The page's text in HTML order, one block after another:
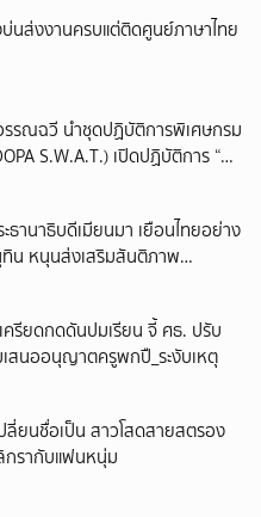
นส่งงานครบแต่ติดศูนย์ภาษาไทย
รณฉวี นำชุดปฏิบัติการพิเศษกรม
S.W.A.T.) เปิดปฏิบัติการ “บา
บเถื่อนอัพยา กลางเมืองแปดริ้ว
ธานาธิบดีเมียนมา เยือนไทยอย่าง
ทิน หนุนส่งเสริมสันติภาพ
น
ครียดกดดันปมเรียน จี้ ศธ. ปรับ
สนออนุญาตครูพกปื_ระงับเหตุ
ลี่ยนชื่อเป็น สาวโสดสายสตรอง
กรากับแฟนหนุ่ม